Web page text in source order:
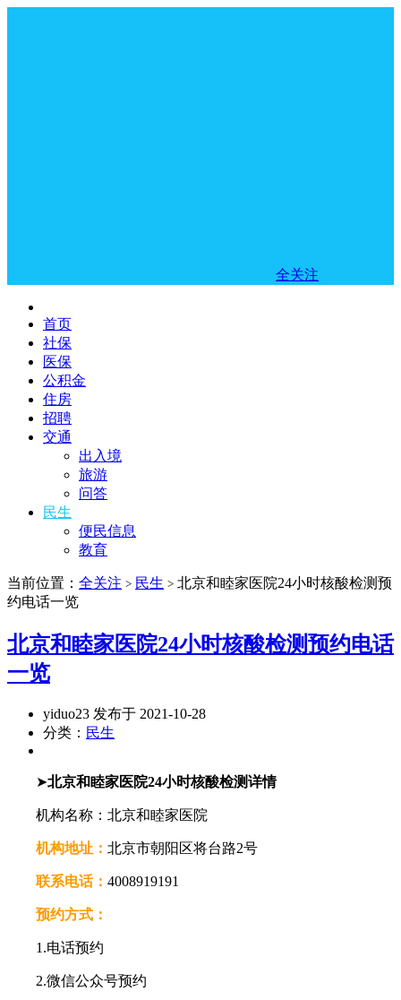
全关注
首页
社保
医保
公积金
住房
招聘
交通
出入境
旅游
问答
民生
便民信息
教育
当前位置： 全关注 > 民生 > 北京和睦家医院24小时核酸检测预
约电话一览
北京和睦家医院24小时核酸检测预约电话
一览
yiduo23 发布于 2021-10-28
分类： 民生
➤北京和睦家医院24小时核酸检测详情
机构名称：北京和睦家医院
机构地址： 北京市朝阳区将台路2号
联系电话： 4008919191
预约方式：
1.电话预约
2.微信公众号预约